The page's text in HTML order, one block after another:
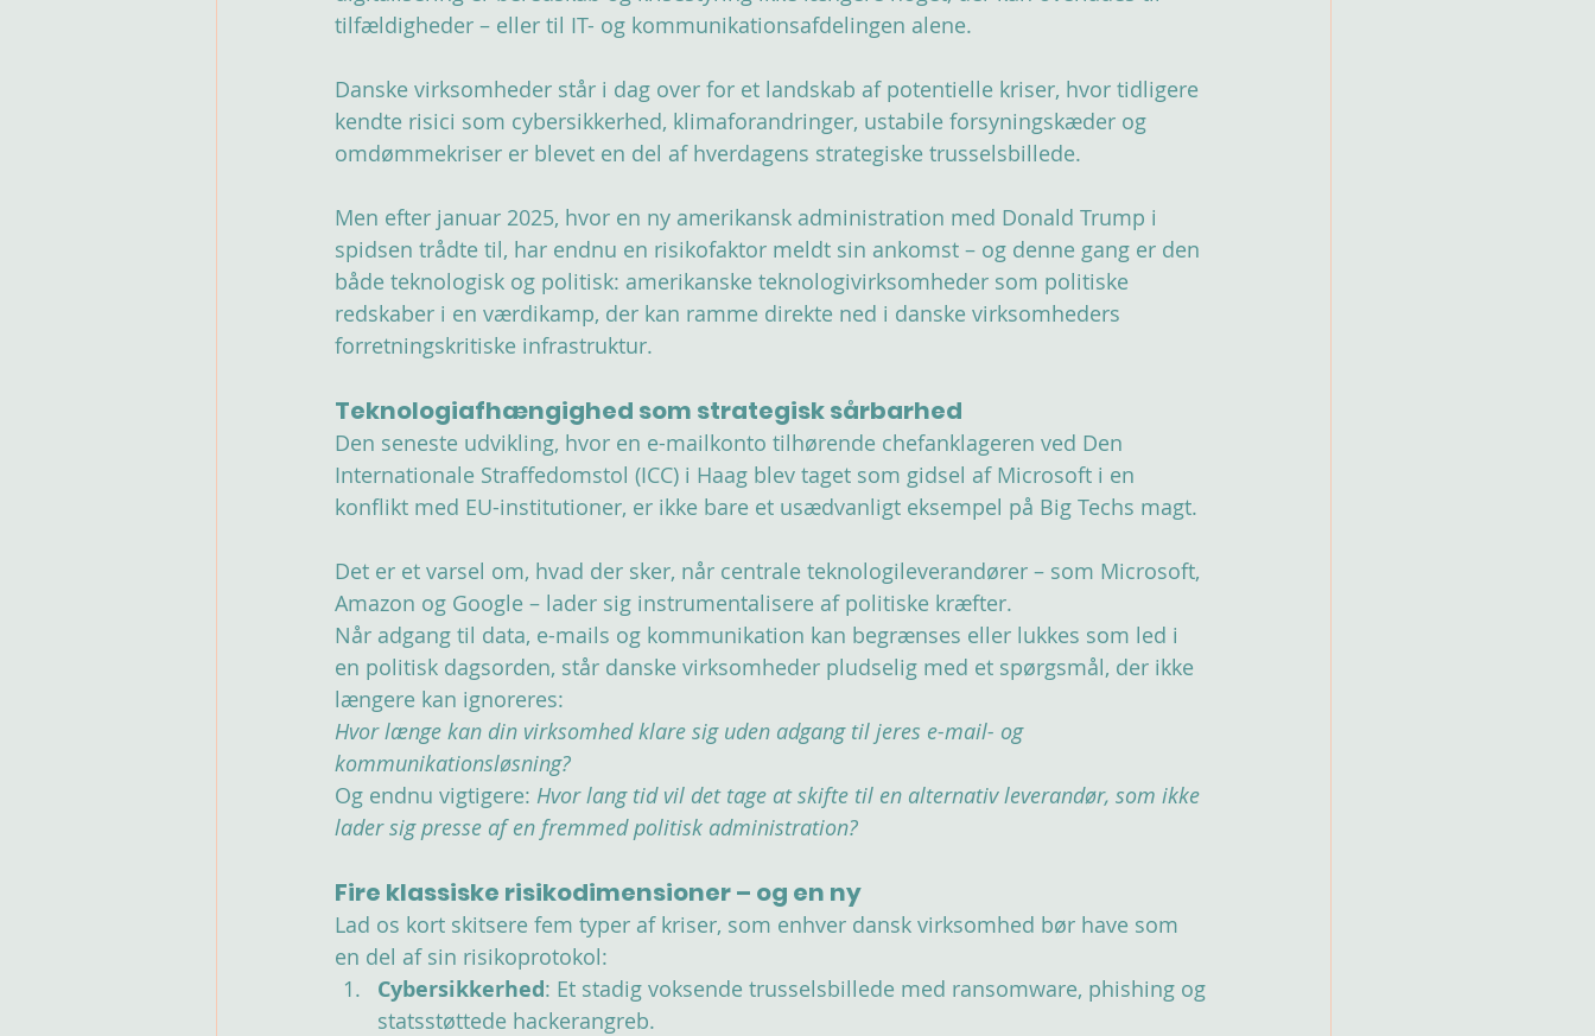
tilfældigheder – eller til IT- og kommunikationsafdelingen alene.
Danske virksomheder står i dag over for et landskab af potentielle kriser, hvor tidligere
kendte risici som cybersikkerhed, klimaforandringer, ustabile forsyningskæder og
omdømmekriser er blevet en del af hverdagens strategiske trusselsbillede.
Men efter januar 2025, hvor en ny amerikansk administration med Donald Trump i
spidsen trådte til, har endnu en risikofaktor meldt sin ankomst – og denne gang er den
både teknologisk og politisk: amerikanske teknologivirksomheder som politiske
redskaber i en værdikamp, der kan ramme direkte ned i danske virksomheders
forretningskritiske infrastruktur.
Teknologiafhængighed som strategisk sårbarhed
Den seneste udvikling, hvor en e-mailkonto tilhørende chefanklageren ved Den
Internationale Straffedomstol (ICC) i Haag blev taget som gidsel af Microsoft i en
konflikt med EU-institutioner, er ikke bare et usædvanligt eksempel på Big Techs magt.
Det er et varsel om, hvad der sker, når centrale teknologileverandører – som Microsoft,
Amazon og Google – lader sig instrumentalisere af politiske kræfter.
Når adgang til data, e-mails og kommunikation kan begrænses eller lukkes som led i
en politisk dagsorden, står danske virksomheder pludselig med et spørgsmål, der ikke
længere kan ignoreres:
Hvor længe kan din virksomhed klare sig uden adgang til jeres e-mail- og
kommunikationsløsning?
Og endnu vigtigere: Hvor lang tid vil det tage at skifte til en alternativ leverandør, som ikke
lader sig presse af en fremmed politisk administration?
Fire klassiske risikodimensioner – og en ny
Lad os kort skitsere fem typer af kriser, som enhver dansk virksomhed bør have som
en del af sin risikoprotokol:
Cybersikkerhed: Et stadig voksende trusselsbillede med ransomware, phishing og
statsstøttede hackerangreb.